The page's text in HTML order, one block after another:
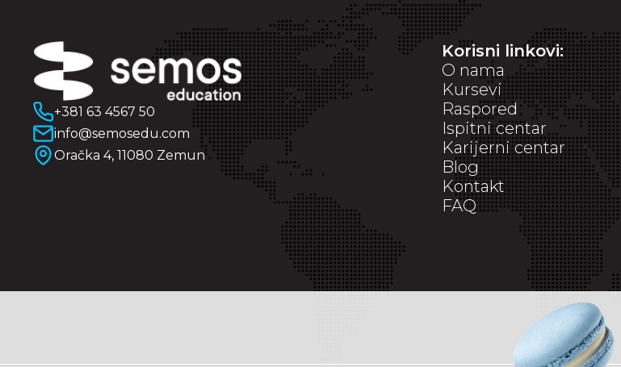
+381 63 4567 50
info@semosedu.com
Oračka 4, 11080 Zemun
Korisni linkovi:
O nama
Kursevi
Raspored
Ispitni centar
Karijerni centar
Blog
Kontakt
FAQ